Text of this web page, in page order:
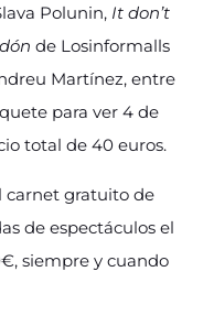
Polunin, It don’t
de Losinformalls
Martínez, entre
para ver 4 de
total de 40 euros.
carnet gratuito de
de espectáculos el
siempre y cuando